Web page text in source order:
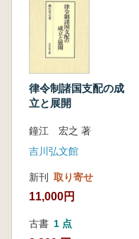
律令制諸国支配の成
立と展開
鐘江 宏之 著
吉川弘文館
新刊 取り寄せ
11,000円
古書 1 点